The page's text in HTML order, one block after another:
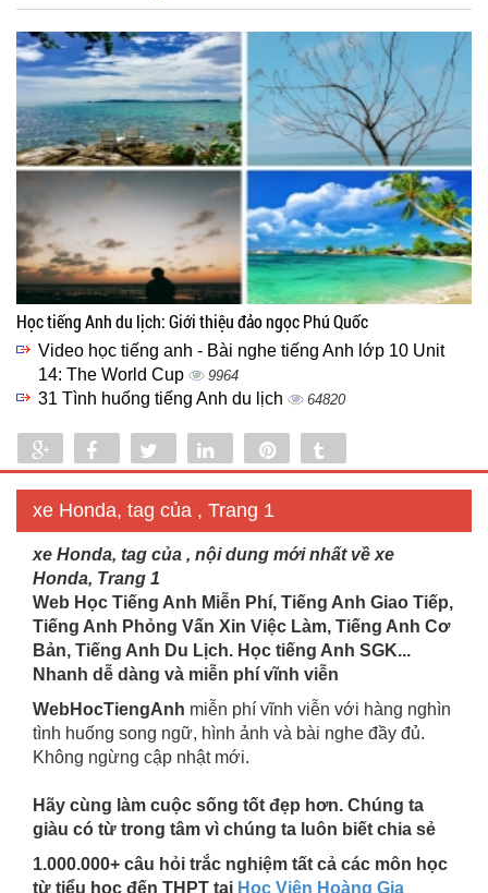
Học tiếng Anh du lịch: Giới thiệu đảo ngọc Phú Quốc
Video học tiếng anh - Bài nghe tiếng Anh lớp 10 Unit
14: The World Cup
9964
31 Tình huống tiếng Anh du lịch 64820
Share Share Tweet Share
xe Honda, tag của , Trang 1
xe Honda, tag của , nội dung mới nhất về xe
Honda, Trang 1
Web Học Tiếng Anh Miễn Phí, Tiếng Anh Giao Tiếp,
Tiếng Anh Phỏng Vấn Xin Việc Làm, Tiếng Anh Cơ
Bản, Tiếng Anh Du Lịch. Học tiếng Anh SGK...
Nhanh dễ dàng và miễn phí vĩnh viễn
WebHocTiengAnh miễn phí vĩnh viễn với hàng nghìn
tình huống song ngữ, hình ảnh và bài nghe đầy đủ.
Không ngừng cập nhật mới.
Hãy cùng làm cuộc sống tốt đẹp hơn. Chúng ta
giàu có từ trong tâm vì chúng ta luôn biết chia sẻ
1.000.000+ câu hỏi trắc nghiệm tất cả các môn học
từ tiểu học đến THPT tại Học Viện Hoàng Gia